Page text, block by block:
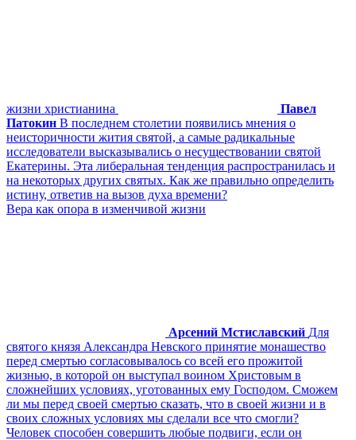
жизни христианина
Павел
Патокин В последнем столетии появились мнения о
неисторичности жития святой, а самые радикальные
исследователи высказывались о несуществовании святой
Екатерины. Эта либеральная тенденция распространилась и
на некоторых других святых. Как же правильно определить
истину, ответив на вызов духа времени?
Вера как опора в изменчивой жизни
Арсений Мстиславский Для
святого князя Александра Невского принятие монашество
перед смертью согласовывалось со всей его прожитой
жизнью, в которой он выступал воином Христовым в
сложнейших условиях, уготованных ему Господом. Сможем
ли мы перед своей смертью сказать, что в своей жизни и в
своих сложных условиях мы сделали все что смогли?
Человек способен совершить любые подвиги, если он